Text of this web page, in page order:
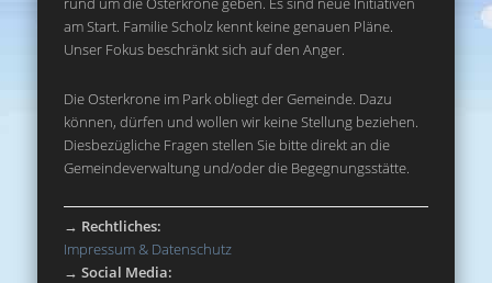
am Start. Familie Scholz kennt keine genauen Pläne.
Unser Fokus beschränkt sich auf den Anger.
Die Osterkrone im Park obliegt der Gemeinde. Dazu
können, dürfen und wollen wir keine Stellung beziehen.
Diesbezügliche Fragen stellen Sie bitte direkt an die
Gemeindeverwaltung und/oder die Begegnungsstätte.
→ Rechtliches:
Impressum & Datenschutz
→Social Media: